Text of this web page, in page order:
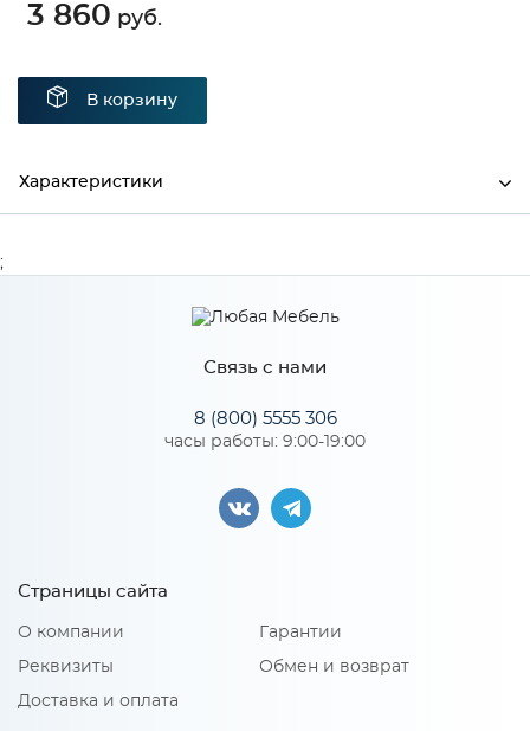
3 860 руб.
В корзину
Характеристики
Количество упаковок: 2
Связь с нами
8 (800) 5555 306
часы работы: 9:00-19:00
Страницы сайта
О компании
Реквизиты
Доставка и оплата
Гарантии
Обмен и возврат
;